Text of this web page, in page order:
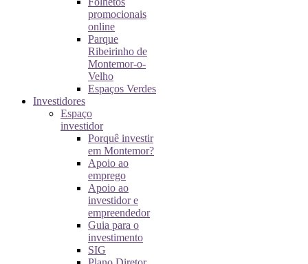
promocionais
online
Parque
Ribeirinho de
Montemor-o-
Velho
Espaços Verdes
Investidores
Espaço
investidor
Porquê investir
em Montemor?
Apoio ao
emprego
Apoio ao
investidor e
empreendedor
Guia para o
investimento
SIG